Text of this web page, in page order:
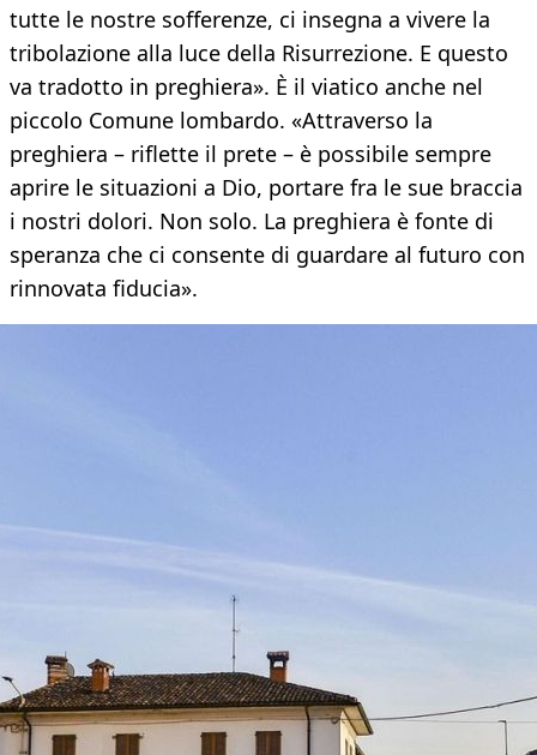
tutte le nostre sofferenze, ci insegna a vivere la
tribolazione alla luce della Risurrezione. E questo
va tradotto in preghiera». È il viatico anche nel
piccolo Comune lombardo. «Attraverso la
preghiera – riflette il prete – è possibile sempre
aprire le situazioni a Dio, portare fra le sue braccia
i nostri dolori. Non solo. La preghiera è fonte di
speranza che ci consente di guardare al futuro con
rinnovata fiducia».